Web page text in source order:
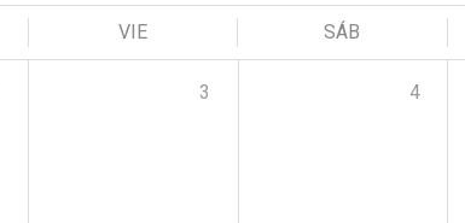
VIE SÁB
3 4